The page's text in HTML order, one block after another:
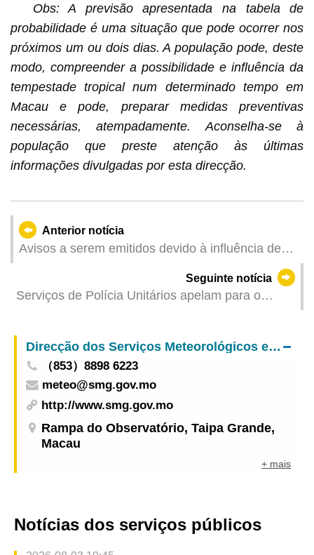
Obs: A previsão apresentada na tabela de
probabilidade é uma situação que pode ocorrer nos
próximos um ou dois dias. A população pode, deste
modo, compreender a possibilidade e influência da
tempestade tropical num determinado tempo em
Macau e pode, preparar medidas preventivas
necessárias, atempadamente. Aconselha-se à
população que preste atenção às últimas
informações divulgadas por esta direcção.
Anterior notícia
Avisos a serem emitidos devido à influência de
Seguinte notícia
Serviços de Polícia Unitários apelam para o
tempestade tropical
Direcção dos Serviços Meteorológicos e Geofísicos
（853）8898 6223
meteo@smg.gov.mo
http://www.smg.gov.mo
Rampa do Observatório, Taipa Grande,
Macau
+ mais
Notícias dos serviços públicos